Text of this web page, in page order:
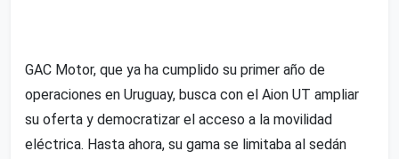
GAC Motor, que ya ha cumplido su primer año de
operaciones en Uruguay, busca con el Aion UT ampliar
su oferta y democratizar el acceso a la movilidad
eléctrica. Hasta ahora, su gama se limitaba al sedán